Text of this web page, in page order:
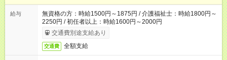
給与
無資格の方：時給1500円～1875円 / 介護福祉士：時給1800円～
2250円 / 初任者以上：時給1600円～2000円
交通費別途支給あり
交通費 全額支給